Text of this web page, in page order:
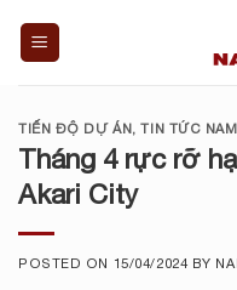
TIẾN ĐỘ DỰ ÁN,TIN TỨC
Tháng 4 rực rỡ
Akari City
POSTED ON 15/04/2024 BY